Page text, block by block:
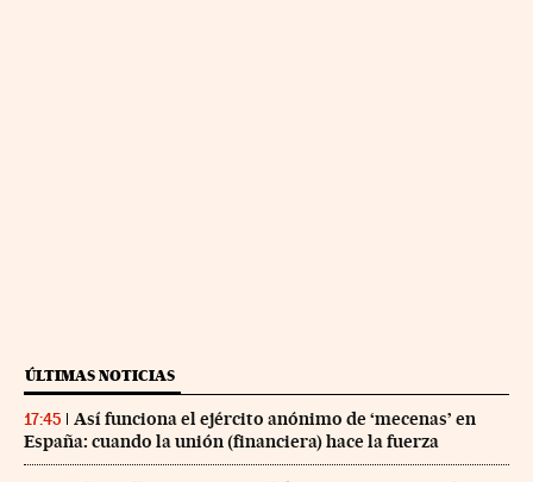
ÚLTIMAS NOTICIAS
17:45
Así funciona el ejército anónimo de ‘mecenas’ en
España: cuando la unión (financiera) hace la fuerza